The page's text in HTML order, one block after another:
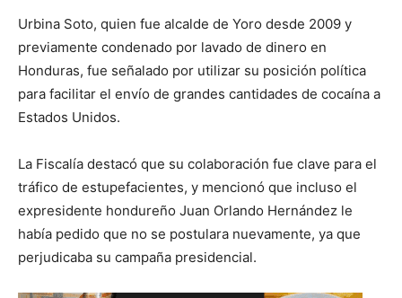
Urbina Soto, quien fue alcalde de Yoro desde 2009 y
previamente condenado por lavado de dinero en
Honduras, fue señalado por utilizar su posición política
para facilitar el envío de grandes cantidades de cocaína a
Estados Unidos.
La Fiscalía destacó que su colaboración fue clave para el
tráfico de estupefacientes, y mencionó que incluso el
expresidente hondureño Juan Orlando Hernández le
había pedido que no se postulara nuevamente, ya que
perjudicaba su campaña presidencial.